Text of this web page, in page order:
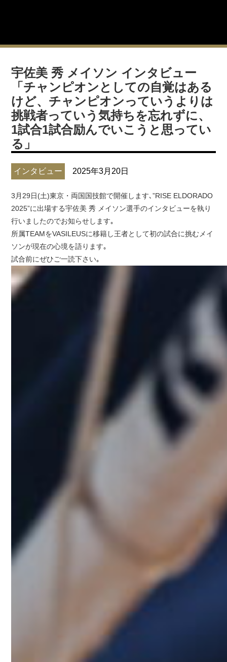
宇佐美 秀 メイソン インタビュー
「チャンピオンとしての自覚はある
けど、チャンピオンっていうよりは
挑戦者っていう気持ちを忘れずに、
1試合1試合励んでいこうと思ってい
る」
インタビュー 2025年3月20日
3月29日(土)東京・両国国技館で開催します､”RISE ELDORADO
2025”に出場する宇佐美 秀 メイソン選手のインタビューを執り
行いましたのでお知らせします｡
所属TEAMをVASILEUSに移籍し王者として初の試合に挑むメイ
ソンが現在の心境を語ります｡
試合前にぜひご一読下さい｡